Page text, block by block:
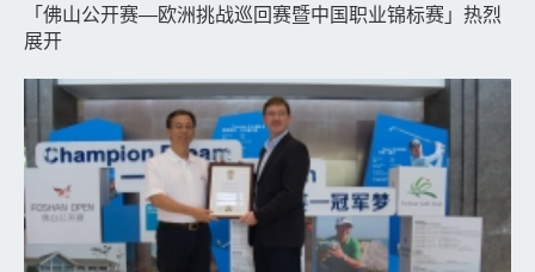
「佛山公开赛—欧洲挑战巡回赛暨中国职业锦标赛」热烈
展开